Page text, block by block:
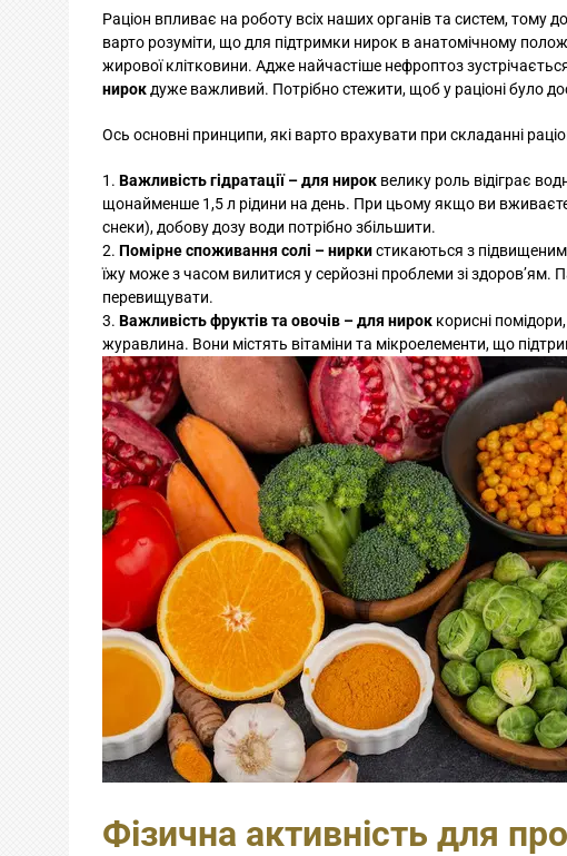
Раціон впливає на роботу всіх наших органів та систем, тому
варто розуміти, що для підтримки нирок в анатомічному
жирової клітковини. Адже найчастіше нефроптоз
нирок дуже важливий. Потрібно стежити, щоб у раціоні було
Ось основні принципи, які варто врахувати при складанні
Важливість гідратації – для нирок велику роль відіграє
щонайменше 1,5 л рідини на день. При цьому якщо ви
снеки), добову дозу води потрібно збільшити.
Помірне споживання солі – ниркистикаються з
їжу може з часом вилитися у серйозні проблеми зі здоров’ям.
перевищувати.
Важливість фруктів та овочів – для нирок корисні
журавлина. Вони містять вітаміни та мікроелементи, що
Фізична активність для